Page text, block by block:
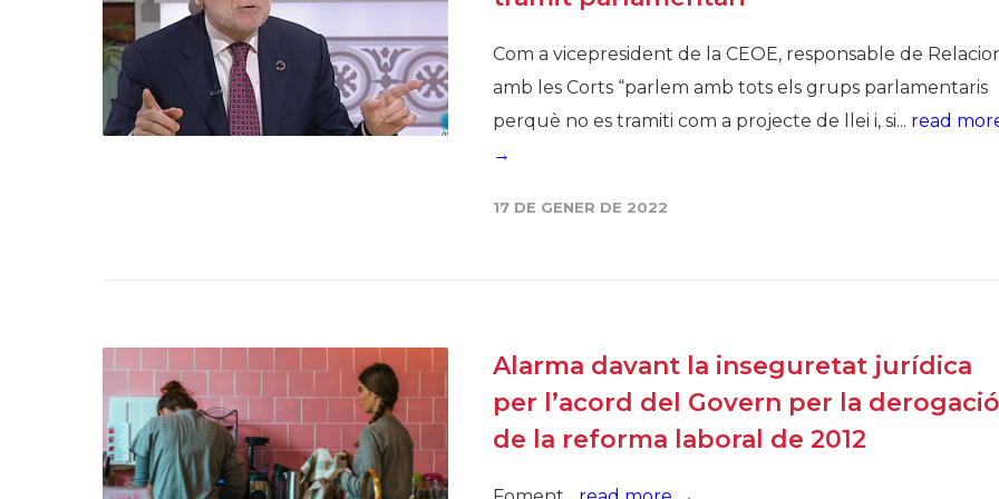
Com a vicepresident de la CEOE, responsable de
amb les Corts “parlem amb tots els grups parlamentaris
perquè no es tramiti com a projecte de llei i, si... read
→
17 DE GENER DE 2022
Alarma davant la inseguretat jurídica
per l’acord del Govern per la derogació
de la reforma laboral de 2012